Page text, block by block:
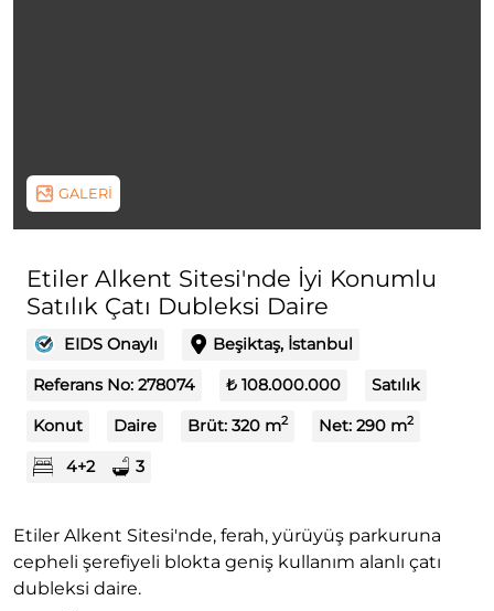
GALERİ
Etiler Alkent Sitesi'nde İyi Konumlu
Satılık Çatı Dubleksi Daire
EIDS Onaylı Beşiktaş, İstanbul
Referans No: 278074 ₺ 108.000.000 Satılık
Konut Daire Brüt: 320 m2 Net: 290 m2
4+2 3
Etiler Alkent Sitesi'nde, ferah, yürüyüş parkuruna
cepheli şerefiyeli blokta geniş kullanım alanlı çatı
dubleksi daire.